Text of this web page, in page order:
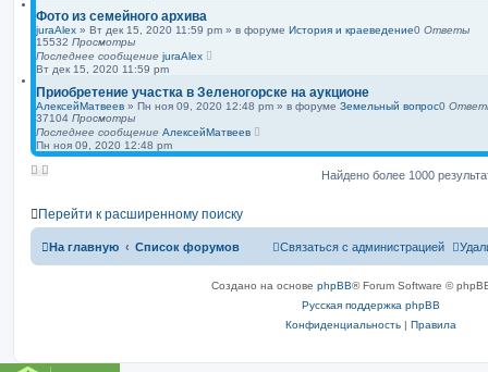
Фото из семейного архива
juraAlex » Вт дек 15, 2020 11:59 pm » в форуме История и краеведение0 Ответы
15532 Просмотры
Последнее сообщение juraAlex
Вт дек 15, 2020 11:59 pm
Приобретение участка в Зеленогорске на аукционе
АлексейМатвеев » Пн ноя 09, 2020 12:48 pm » в форуме Земельный вопрос0
37104 Просмотры
Последнее сообщение АлексейМатвеев
Пн ноя 09, 2020 12:48 pm
Найдено более 1000
Перейти к расширенному поиску
На главную Список форумов Связаться с администрацией
Создано на основе phpBB® Forum Software ©
Русская поддержка phpBB
Конфиденциальность | Правила